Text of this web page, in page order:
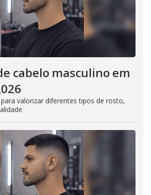
cabelo masculino em
valorizar diferentes tipos de rosto,